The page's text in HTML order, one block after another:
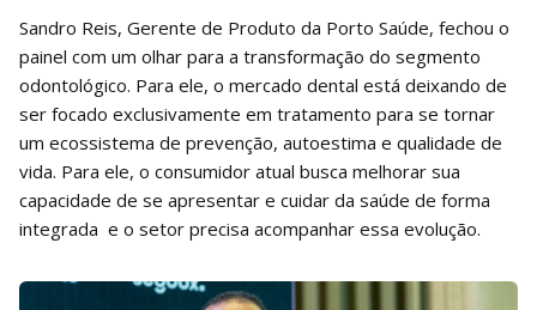
Sandro Reis, Gerente de Produto da Porto Saúde, fechou o
painel com um olhar para a transformação do segmento
odontológico. Para ele, o mercado dental está deixando de
ser focado exclusivamente em tratamento para se tornar
um ecossistema de prevenção, autoestima e qualidade de
vida. Para ele, o consumidor atual busca melhorar sua
capacidade de se apresentar e cuidar da saúde de forma
integrada e o setor precisa acompanhar essa evolução.